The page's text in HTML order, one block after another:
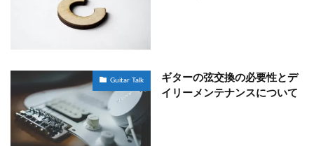
Guitar Talk
ギターの弦交換の必要性とデ
イリーメンテナンスについて